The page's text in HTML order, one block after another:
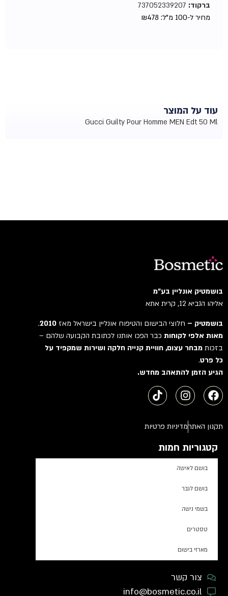
ברקוד:737052339207
מחיר ל-100 מ"ל:
₪478
עוד על המוצר
Gucci Guilty Pour Homme MEN Edt 50 Ml
בושמטיק אונליין בע"מ
אליהו הנביא 12, קרית אתא
בושמטיק –חלוצי הבישום והטיפוח אונליין בישראל מאז2010
.
מאות אלפי לקוחותכבר הפכו אותנו לכתובת הקבועה שלהם –
בזכותמבחר עצום, חוויית קנייה חלקה ושירות שמקפיד על
כל פרט.
הגיע הזמן להתאהב מחדש.
תקנון האתרמדיניות פרטיות
קטגוריות חמות
בושם לאישה
בושם לגבר
בשמי נישה
טסטרים
מארזי בישום
צור קשר
info@bosmetic.co.il